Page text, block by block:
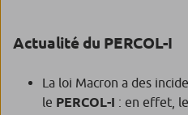
Actualité du PERCOL-I
La loi Macron a des
le PERCOL-I : en effet,